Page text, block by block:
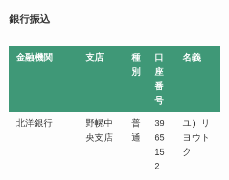
銀行振込
金融機関 支店
種
別
口
座
番
号
名義
北洋銀行
野幌中
央支店
普
通
39
65
15
2
ユ）リ
ヨウト
ク